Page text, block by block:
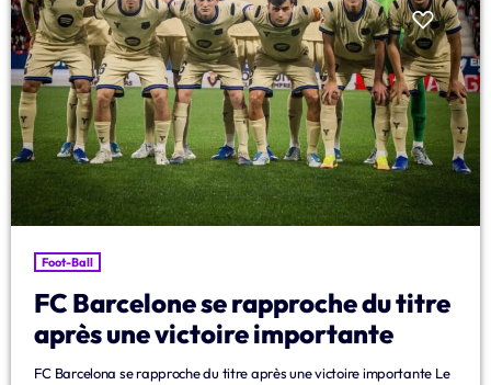
Foot-Ball
FC Barcelone se rapproche du titre
après une victoire importante
FC Barcelona se rapproche du titre après une victoire importante Le